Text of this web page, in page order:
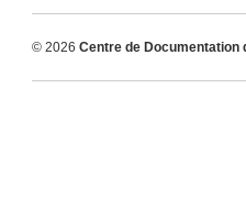
© 2026 Centre de Documentation